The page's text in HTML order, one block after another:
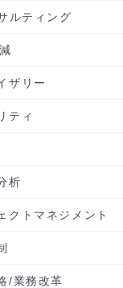
ルティング
ザリー
ティ
析
クトマネジメント
/業務改革